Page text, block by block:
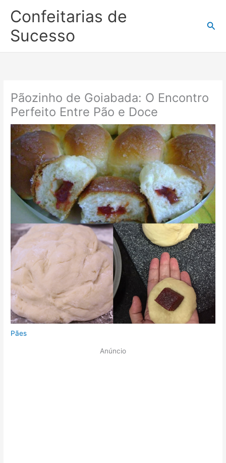
para
conteúdo
Confeitarias de
Sucesso
Pãozinho de Goiabada: O Encontro
Perfeito Entre Pão e Doce
Pães
Anúncio